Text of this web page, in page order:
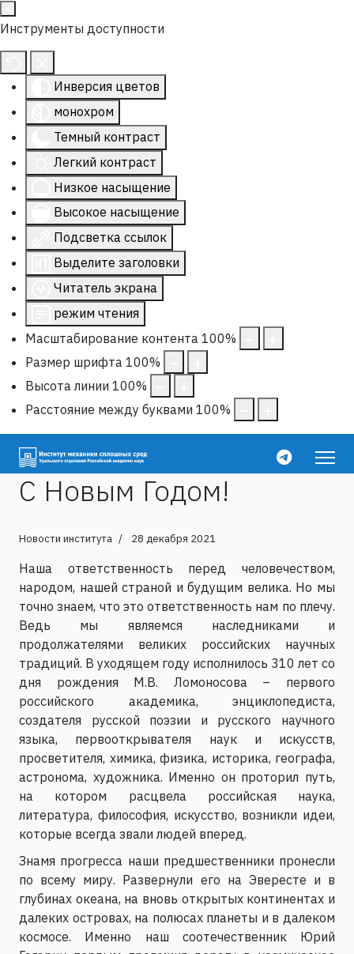
Инструменты доступности
Инверсия цветов
монохром
Темный контраст
Легкий контраст
Низкое насыщение
Высокое насыщение
Подсветка ссылок
Выделите заголовки
Читатель экрана
режим чтения
Масштабирование контента 100%
Размер шрифта 100%
Высота линии 100%
Расстояние между буквами 100%
С Новым Годом!
Новости института 28 декабря 2021
Наша ответственность перед человечеством,
народом, нашей страной и будущим велика. Но мы
точно знаем, что это ответственность нам по плечу.
Ведь мы являемся наследниками и
продолжателями великих российских научных
традиций. В уходящем году исполнилось 310 лет со
дня рождения М.В. Ломоносова – первого
российского академика, энциклопедиста,
создателя русской поэзии и русского научного
языка, первооткрывателя наук и искусств,
просветителя, химика, физика, историка, географа,
астронома, художника. Именно он проторил путь,
на котором расцвела российская наука,
литература, философия, искусство, возникли идеи,
которые всегда звали людей вперед.
Знамя прогресса наши предшественники пронесли
по всему миру. Развернули его на Эвересте и в
глубинах океана, на вновь открытых континентах и
далеких островах, на полюсах планеты и в далеком
космосе. Именно наш соотечественник Юрий